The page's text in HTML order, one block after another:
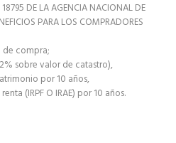
DE LA AGENCIA NACIONAL DE
PARA LOS COMPRADORES
de compra;
sobre valor de catastro),
por 10 años,
(IRPF O IRAE) por 10 años.